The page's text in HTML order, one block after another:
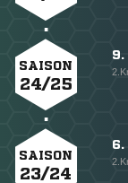
SAISON
24/25
9.
SAISON
23/24
6.